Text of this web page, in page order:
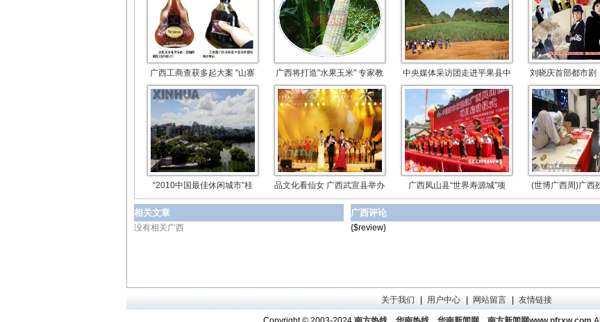
广西工商查获多起大案 "山寨 广西将打造"水果玉米" 专家教 中央媒体采访团走进平果县中 刘晓庆首部都市剧
“2010中国最佳休闲城市”桂 品文化看仙女 广西武宣县举办 广西凤山县“世界寿源城”项 (世博广西周)广西
相关文章
没有相关广西
广西评论
{$review}
关于我们 用户中心 网站留言 友情链接